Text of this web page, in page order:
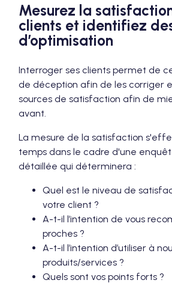
Mesurez la
clients et identifiez
d’optimisation
Interroger ses clients permet de
de déception afin de les corriger
sources de satisfaction afin de
avant.
La mesure de la satisfaction
temps dans le cadre d'une
détaillée qui déterminera :
Quel est le niveau de
votre client ?
A-t-il l’intention de vous
proches ?
A-t-il l’intention d’utiliser à
produits/services ?
Quels sont vos points forts ?